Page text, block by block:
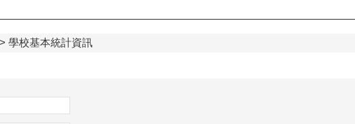
學校基本統計資訊